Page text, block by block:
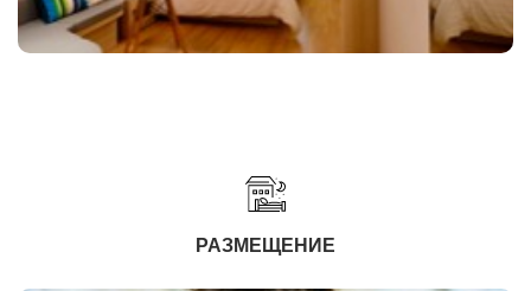
РАЗМЕЩЕНИЕ